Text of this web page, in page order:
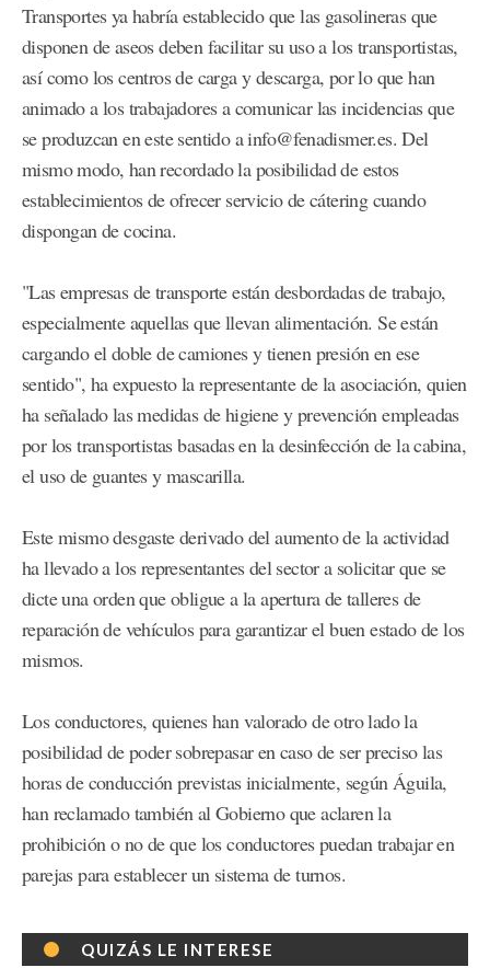
Transportes ya habría establecido que las gasolineras que
disponen de aseos deben facilitar su uso a los transportistas,
así como los centros de carga y descarga, por lo que han
animado a los trabajadores a comunicar las incidencias que
se produzcan en este sentido a info@fenadismer.es. Del
mismo modo, han recordado la posibilidad de estos
establecimientos de ofrecer servicio de cátering cuando
dispongan de cocina.
"Las empresas de transporte están desbordadas de trabajo,
especialmente aquellas que llevan alimentación. Se están
cargando el doble de camiones y tienen presión en ese
sentido", ha expuesto la representante de la asociación, quien
ha señalado las medidas de higiene y prevención empleadas
por los transportistas basadas en la desinfección de la cabina,
el uso de guantes y mascarilla.
Este mismo desgaste derivado del aumento de la actividad
ha llevado a los representantes del sector a solicitar que se
dicte una orden que obligue a la apertura de talleres de
reparación de vehículos para garantizar el buen estado de los
mismos.
Los conductores, quienes han valorado de otro lado la
posibilidad de poder sobrepasar en caso de ser preciso las
horas de conducción previstas inicialmente, según Águila,
han reclamado también al Gobierno que aclaren la
prohibición o no de que los conductores puedan trabajar en
parejas para establecer un sistema de turnos.
QUIZÁS LE INTERESE